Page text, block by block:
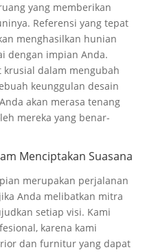
yang memberikan
Referensi yang tepat
menghasilkan hunian
dengan impian Anda.
krusial dalam mengubah
keunggulan desain
akan merasa tenang
mereka yang benar-
Menciptakan Suasana
merupakan perjalanan
Anda melibatkan mitra
setiap visi. Kami
karena kami
dan furnitur yang dapat